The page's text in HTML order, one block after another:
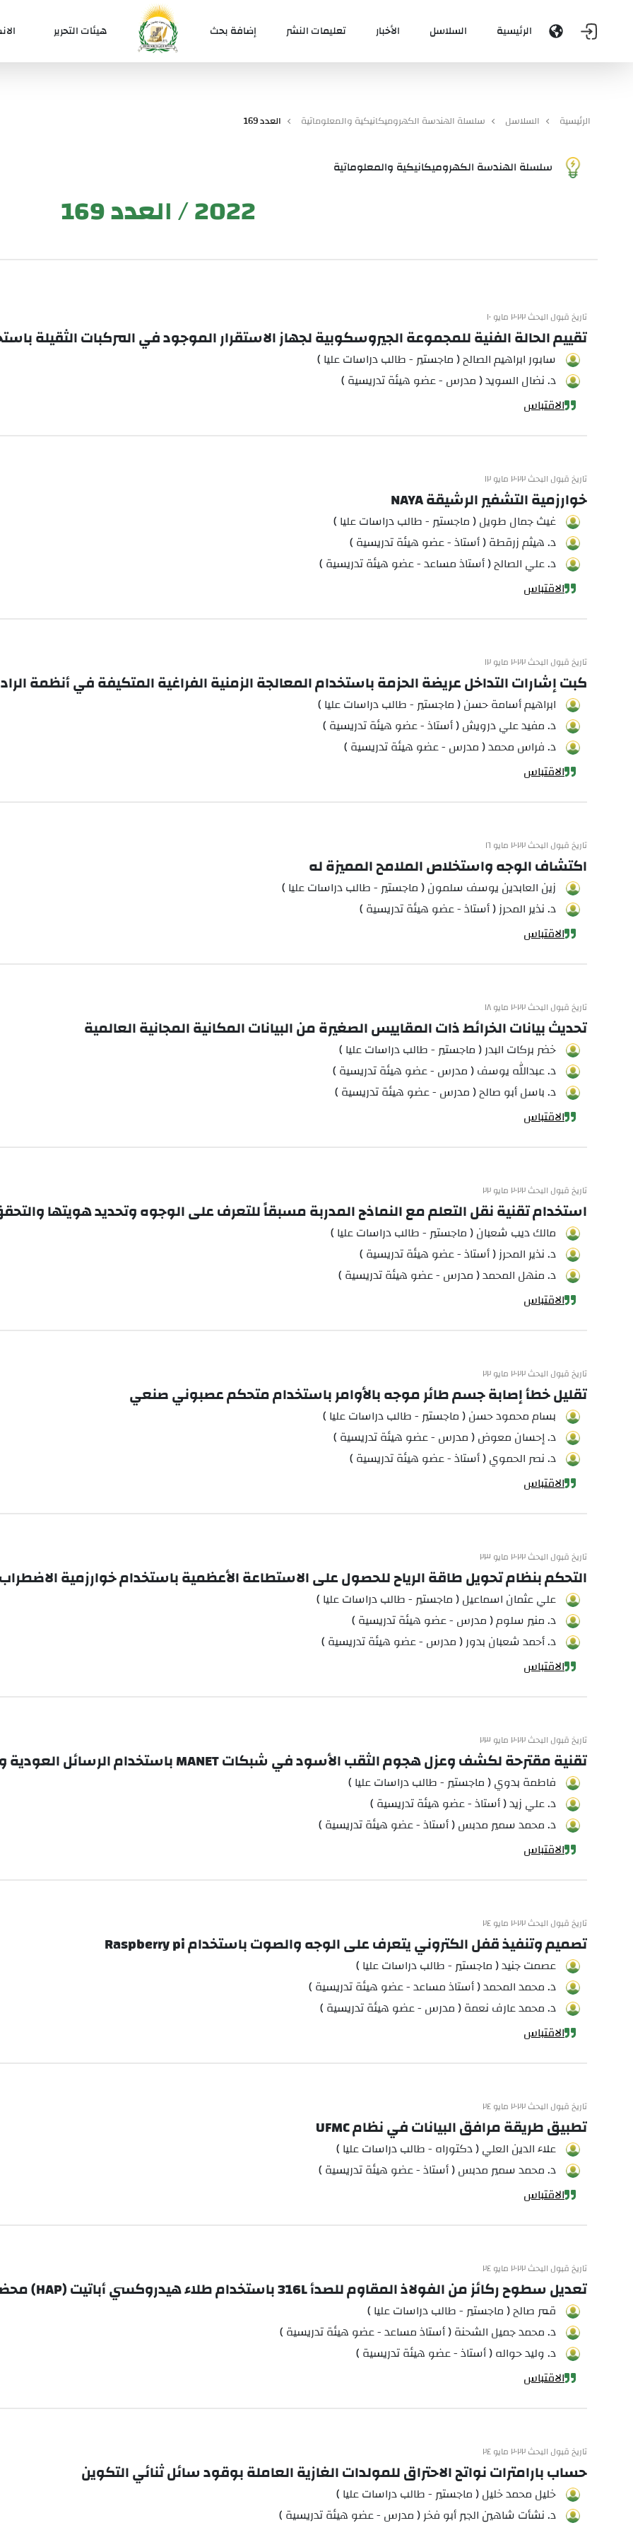
الرئيسية السلاسل الأخبار تعليمات النشر إضافة بحث هيئات التحرير
الرئيسية السلاسل سلسلة الهندسة الكهروميكانيكية والمعلوماتية العدد 169
سلسلة الهندسة الكهروميكانيكية والمعلوماتية
2022 / العدد 169
تاريخ قبول البحث ٢٠٢٢ مايو ١٠
تقييم الحالة الفنية للمجموعة الجيروسكوبية لجهاز الاستقرار الموجود في المركبات الثقيلة
سابور ابراهيم الصالح ( ماجستير - طالب دراسات عليا )
د. نضال السويد ( مدرس - عضو هيئة تدريسية )
الاقتباس
تاريخ قبول البحث ٢٠٢٢ مايو ١٢
خوارزمية التشفير الرشيقة NAYA
غيث جمال طويل ( ماجستير - طالب دراسات عليا )
د. هيثم زرقطة ( أستاذ - عضو هيئة تدريسية )
د. علي الصالح ( أستاذ مساعد - عضو هيئة تدريسية )
الاقتباس
تاريخ قبول البحث ٢٠٢٢ مايو ١٢
كبت إشارات التداخل عريضة الحزمة باستخدام المعالجة الزمنية الفراغية المتكيفة في أنظمة
ابراهيم أسامة حسن ( ماجستير - طالب دراسات عليا )
د. مفيد علي درويش ( أستاذ - عضو هيئة تدريسية )
د. فراس محمد ( مدرس - عضو هيئة تدريسية )
الاقتباس
تاريخ قبول البحث ٢٠٢٢ مايو ١٦
اكتشاف الوجه واستخلاص الملامح المميزة له
زين العابدين يوسف سلمون ( ماجستير - طالب دراسات عليا )
د. نذير المحرز ( أستاذ - عضو هيئة تدريسية )
الاقتباس
تاريخ قبول البحث ٢٠٢٢ مايو ١٨
تحديث بيانات الخرائط ذات المقاييس الصغيرة من البيانات المكانية المجانية العالمية
خضر بركات البدر ( ماجستير - طالب دراسات عليا )
د. عبدالله يوسف ( مدرس - عضو هيئة تدريسية )
د. باسل أبو صالح ( مدرس - عضو هيئة تدريسية )
الاقتباس
تاريخ قبول البحث ٢٠٢٢ مايو ٢٢
استخدام تقنية نقل التعلم مع النماذج المدربة مسبقاً للتعرف على الوجوه وتحديد هويتها
مالك ديب شعبان ( ماجستير - طالب دراسات عليا )
د. نذير المحرز ( أستاذ - عضو هيئة تدريسية )
د. منهل المحمد ( مدرس - عضو هيئة تدريسية )
الاقتباس
تاريخ قبول البحث ٢٠٢٢ مايو ٢٢
تقليل خطأ إصابة جسم طائر موجه بالأوامر باستخدام متحكم عصبوني صنعي
بسام محمود حسن ( ماجستير - طالب دراسات عليا )
د. إحسان معوض ( مدرس - عضو هيئة تدريسية )
د. نصر الحموي ( أستاذ - عضو هيئة تدريسية )
الاقتباس
تاريخ قبول البحث ٢٠٢٢ مايو ٢٣
التحكم بنظام تحويل طاقة الرياح للحصول على الاستطاعة الأعظمية باستخدام خوارزمية
علي عثمان اسماعيل ( ماجستير - طالب دراسات عليا )
د. منير سلوم ( مدرس - عضو هيئة تدريسية )
د. أحمد شعبان بدور ( مدرس - عضو هيئة تدريسية )
الاقتباس
تاريخ قبول البحث ٢٠٢٢ مايو ٢٣
تقنية مقترحة لكشف وعزل هجوم الثقب الأسود في شبكات MANET باستخدام الرسائل العودية والترحيب الموثقة
فاطمة بدوي ( ماجستير - طالب دراسات عليا )
د. علي زيد ( أستاذ - عضو هيئة تدريسية )
د. محمد سمير مدبس ( أستاذ - عضو هيئة تدريسية )
الاقتباس
تاريخ قبول البحث ٢٠٢٢ مايو ٢٤
تصميم وتنفيذ قفل الكتروني يتعرف على الوجه والصوت باستخدام Raspberry pi
عصمت جنيد ( ماجستير - طالب دراسات عليا )
د. محمد المحمد ( أستاذ مساعد - عضو هيئة تدريسية )
د. محمد عارف نعمة ( مدرس - عضو هيئة تدريسية )
الاقتباس
تاريخ قبول البحث ٢٠٢٢ مايو ٢٤
تطبيق طريقة مرافق البيانات في نظام UFMC
علاء الدين العلي ( دكتوراه - طالب دراسات عليا )
د. محمد سمير مدبس ( أستاذ - عضو هيئة تدريسية )
الاقتباس
تاريخ قبول البحث ٢٠٢٢ مايو ٢٤
تعديل سطوح ركائز من الفولاذ المقاوم للصدأ 316L باستخدام طلاء هيدروكسي أباتيت (HAP) محضر بتقنية Sol-Gel
قمر صالح ( ماجستير - طالب دراسات عليا )
د. محمد جميل الشحنة ( أستاذ مساعد - عضو هيئة تدريسية )
د. وليد حواله ( أستاذ - عضو هيئة تدريسية )
الاقتباس
تاريخ قبول البحث ٢٠٢٢ مايو ٢٤
حساب بارامترات نواتج الاحتراق للمولدات الغازية العاملة بوقود سائل ثنائي التكوين
خليل محمد خليل ( ماجستير - طالب دراسات عليا )
د. نشأت شاهين الجبر أبو فخر ( مدرس - عضو هيئة تدريسية )